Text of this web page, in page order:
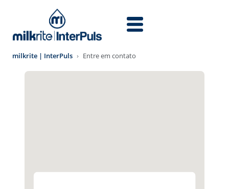
milkrite | InterPuls Entre em contato